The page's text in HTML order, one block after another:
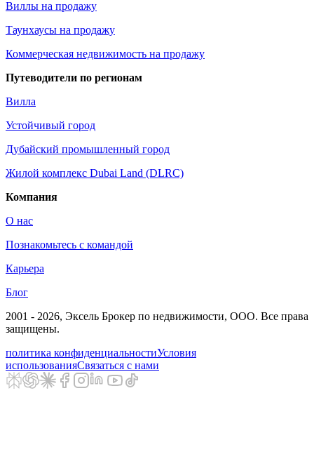
Виллы на продажу
Таунхаусы на продажу
Коммерческая недвижимость на продажу
Путеводители по регионам
Вилла
Устойчивый город
Дубайский промышленный город
Жилой комплекс Dubai Land (DLRC)
Компания
О нас
Познакомьтесь с командой
Карьера
Блог
2001 - 2026, Эксель Брокер по недвижимости, ООО. Все права
защищены.
политика конфиденциальностиУсловия
использованияСвязаться с нами